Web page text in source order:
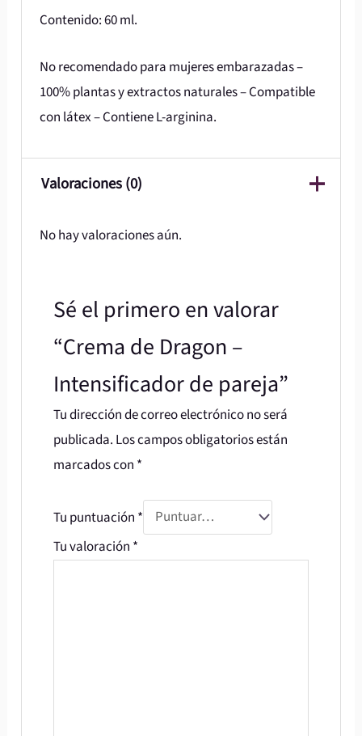
Contenido: 60 ml.
No recomendado para mujeres embarazadas –
100% plantas y extractos naturales – Compatible
con látex – Contiene L-arginina.
Valoraciones (0)
No hay valoraciones aún.
Sé el primero en valorar
“Crema de Dragon –
Intensificador de pareja”
Tu dirección de correo electrónico no será
publicada. Los campos obligatorios están
marcados con *
Tu puntuación *
Tu valoración *